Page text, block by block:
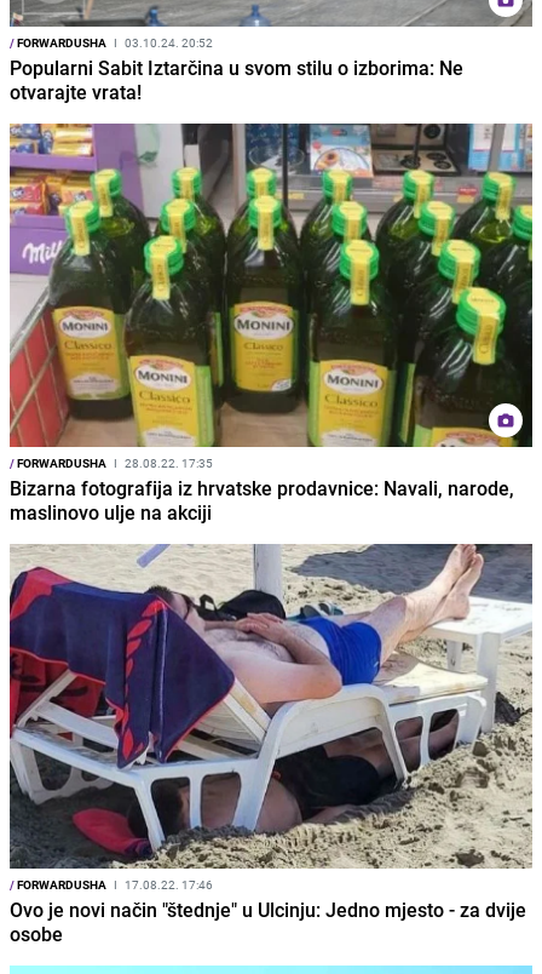
/FORWARDUSHA I 03.10.24. 20:52
Popularni Sabit Iztarčina u svom stilu o izborima: Ne
otvarajte vrata!
/FORWARDUSHA I 28.08.22. 17:35
Bizarna fotografija iz hrvatske prodavnice: Navali, narode,
maslinovo ulje na akciji
/FORWARDUSHA I 17.08.22. 17:46
Ovo je novi način "štednje" u Ulcinju: Jedno mjesto - za dvije
osobe